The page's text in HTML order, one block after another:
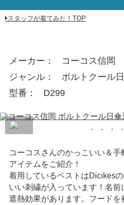
スタッフが着てみた！TOP
メーカー
コーコス信岡
ジャンル
ボルトクール
型番
D299
コーコスさんのかっこいい＆
アイテムをご紹介！
着用しているベストはDicikes
いい刺繍が入っています！名前
遮熱効果があります。フードを